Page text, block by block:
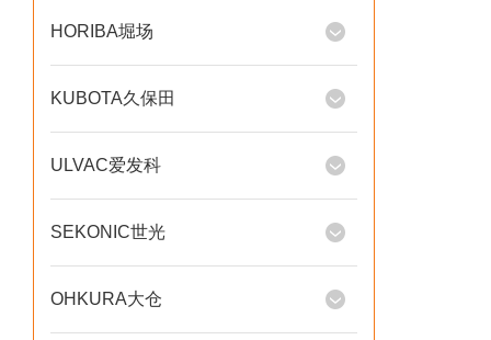
HORIBA堀场
KUBOTA久保田
ULVAC爱发科
SEKONIC世光
OHKURA大仓